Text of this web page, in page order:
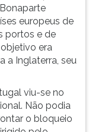
europeus de
portos e de
era
a Inglaterra, seu
viu-se no
Não podia
o bloqueio